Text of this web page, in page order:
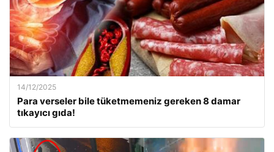
14/12/2025
Para verseler bile tüketmemeniz gereken 8 damar
tıkayıcı gıda!